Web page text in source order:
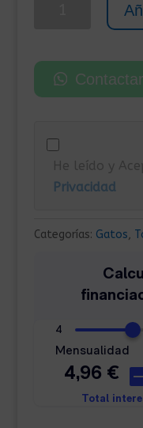
Casita
para
cm
cantidad
He leído y
Privacidad
Categorías: Gatos,